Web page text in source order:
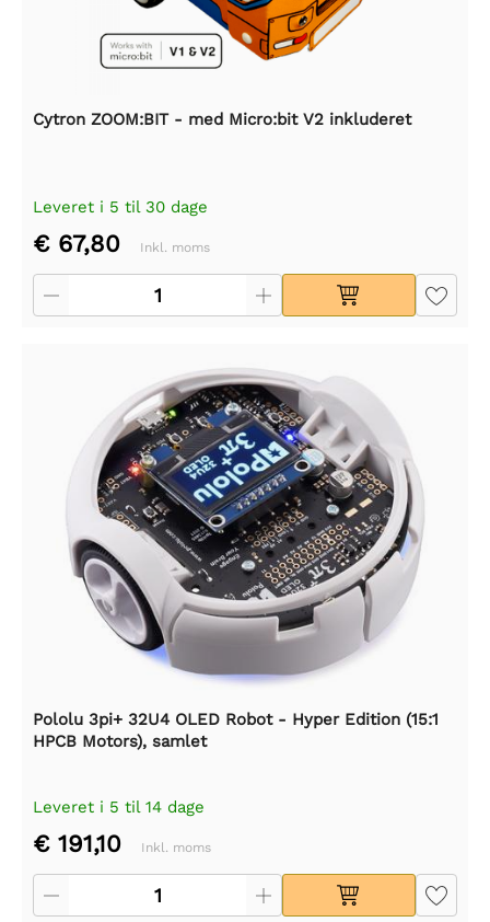
Cytron ZOOM:BIT - med Micro:bit V2 inkluderet
Leveret i 5 til 30 dage
€ 67,80 Inkl. moms
Pololu 3pi+ 32U4 OLED Robot - Hyper Edition (15:1
HPCB Motors), samlet
Leveret i 5 til 14 dage
€ 191,10 Inkl. moms